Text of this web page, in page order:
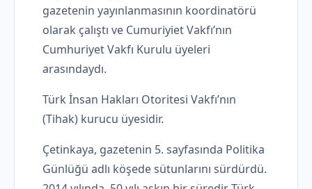
gazetenin yayınlanmasının koordinatörü
olarak çalıştı ve Cumuriyiet Vakfı’nın
Cumhuriyet Vakfı Kurulu üyeleri
arasındaydı.
Türk İnsan Hakları Otoritesi Vakfı’nın
(Tihak) kurucu üyesidir.
Çetinkaya, gazetenin 5. sayfasında Politika
Günlüğü adlı köşede sütunlarını sürdürdü.